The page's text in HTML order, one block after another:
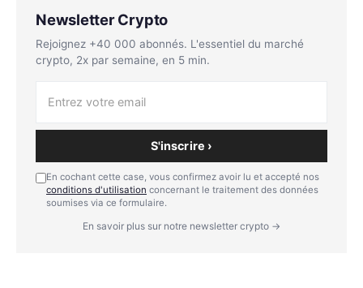
Newsletter Crypto
Rejoignez +40 000 abonnés. L'essentiel du marché
crypto, 2x par semaine, en 5 min.
S'inscrire ›
En cochant cette case, vous confirmez avoir lu et accepté nos
conditions d'utilisation concernant le traitement des données
soumises via ce formulaire.
En savoir plus sur notre newsletter crypto →